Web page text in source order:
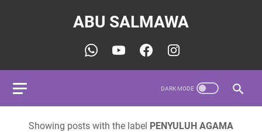
ABU SALMAWA
Showing posts with the label PENYULUH AGAMA